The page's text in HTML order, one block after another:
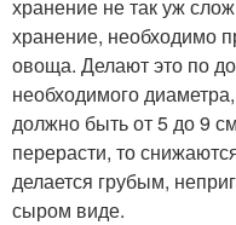
хранение не так уж
хранение, необходимо
овоща. Делают это по
необходимого
должно быть от 5 до 9
перерасти, то
делается грубым,
сыром виде.